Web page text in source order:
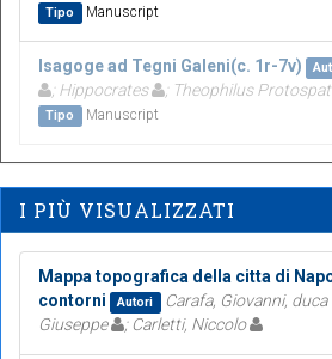
Tipo Manuscript
Isagoge ad Tegni Galeni(c. 1r-7v)
; Hippocrates
; Theophilus
Tipo Manuscript
I PIÙ VISUALIZZATI
Mappa topografica della citta di
contorni
Autori Carafa, Giovanni,
Giuseppe
; Carletti, Niccolo